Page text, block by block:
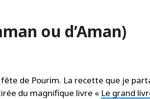
ou d’Aman)
de Pourim. La recette que je
du magnifique livre « Le grand